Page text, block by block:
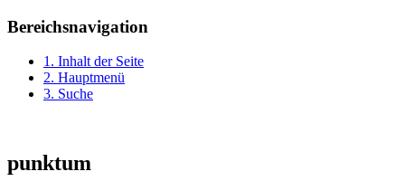
Bereichsnavigation
1. Inhalt der Seite
2. Hauptmenü
3. Suche
punktum